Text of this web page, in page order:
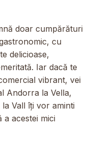
doar cumpărături
cu
delicioase,
Iar dacă te
vibrant, vei
Andorra la Vella,
Vall îți vor aminti
acestei mici